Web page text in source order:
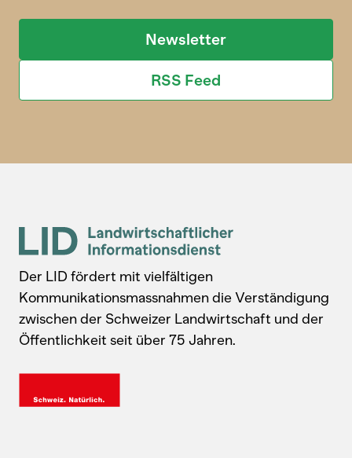
Newsletter
RSS Feed
Der LID fördert mit vielfältigen
Kommunikationsmassnahmen die Verständigung
zwischen der Schweizer Landwirtschaft und der
Öffentlichkeit seit über 75 Jahren.